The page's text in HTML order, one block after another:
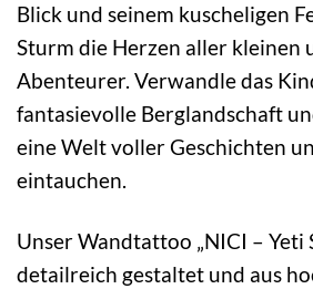
Blick und seinem kuscheligen
Sturm die Herzen aller kleinen
Abenteurer. Verwandle das
fantasievolle Berglandschaft
eine Welt voller Geschichten
eintauchen.
Unser Wandtattoo „NICI – Yeti
detailreich gestaltet und aus